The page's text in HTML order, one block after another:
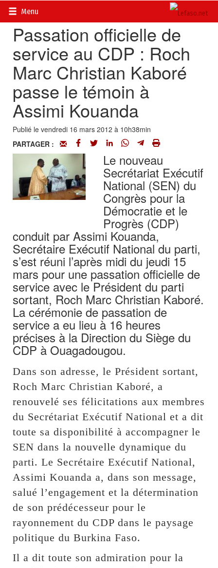
Menu
Accueil>
Passation officielle de
service au CDP : Roch
Marc Christian Kaboré
passe le témoin à
Assimi Kouanda
Publié le vendredi 16 mars 2012 à 10h38min
PARTAGER :
Le nouveau
Secrétariat Exécutif
National (SEN) du
Congrès pour la
Démocratie et le
Progrès (CDP)
conduit par Assimi Kouanda,
Secrétaire Exécutif National du parti,
s’est réuni l’après midi du jeudi 15
mars pour une passation officielle de
service avec le Président du parti
sortant, Roch Marc Christian Kaboré.
La cérémonie de passation de
service a eu lieu à 16 heures
précises à la Direction du Siège du
CDP à Ouagadougou.
Dans son adresse, le Président sortant,
Roch Marc Christian Kaboré, a
renouvelé ses félicitations aux membres
du Secrétariat Exécutif National et a dit
toute sa disponibilité à accompagner le
SEN dans la nouvelle dynamique du
parti. Le Secrétaire Exécutif National,
Assimi Kouanda a, dans son message,
salué l’engagement et la détermination
de son prédécesseur pour le
rayonnement du CDP dans le paysage
politique du Burkina Faso.
Il a dit toute son admiration pour la